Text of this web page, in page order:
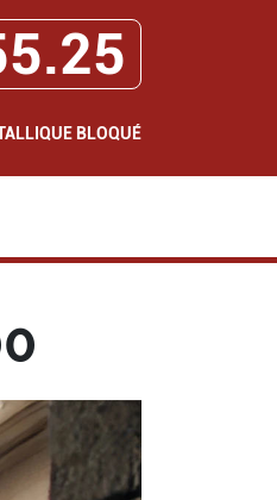
BLOQUÉ